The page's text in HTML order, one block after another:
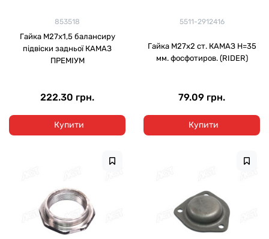
853518
Гайка М27х1,5 балансиру
підвіски задньої КАМАЗ
ПРЕМІУМ
222.30 грн.
Купити
5511-2912416
Гайка М27х2 ст. КАМАЗ H=35
мм. фосфотиров. (RIDER)
79.09 грн.
Купити